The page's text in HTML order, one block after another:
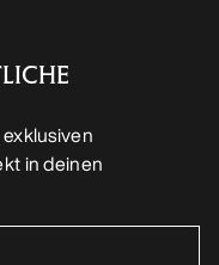
in deinen